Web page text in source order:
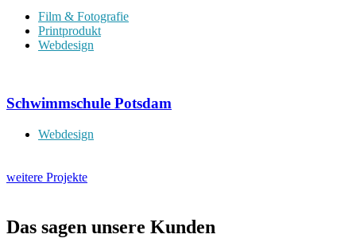
Film & Fotografie
Printprodukt
Webdesign
Schwimmschule Potsdam
Webdesign
weitere Projekte
Das sagen unsere Kunden